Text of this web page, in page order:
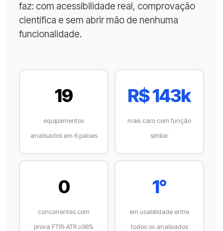
faz: com acessibilidade real, comprovação
científica e sem abrir mão de nenhuma
funcionalidade.
19
equipamentos
analisados em 6 países
R$ 143k
mais caro com função
similar
0
concorrentes com
prova FTIR-ATR ≥98%
1°
em usabilidade entre
todos os analisados